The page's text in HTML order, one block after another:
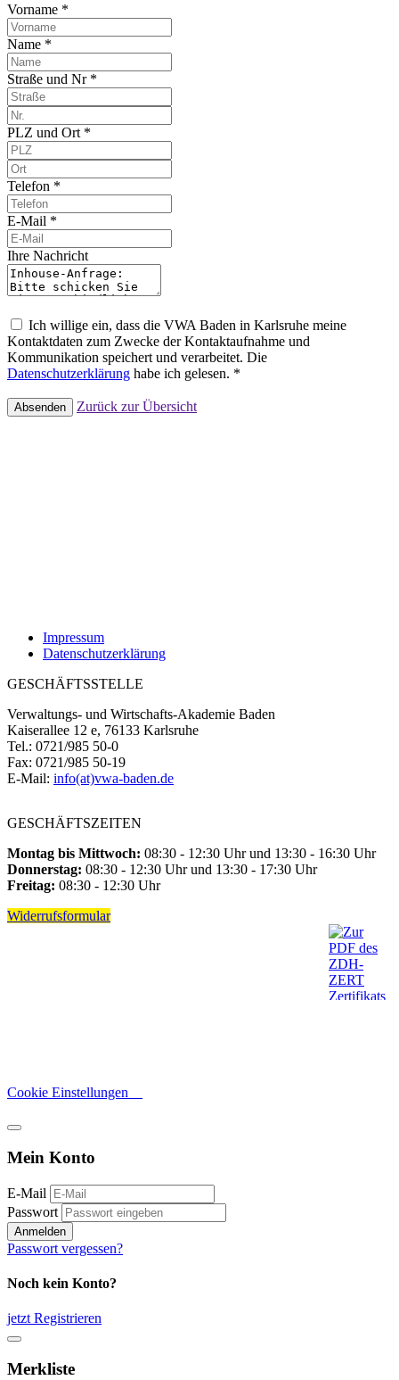
Vorname *
Name *
Straße und Nr *
PLZ und Ort *
Telefon *
E-Mail *
Ihre Nachricht
Ich willige ein, dass die VWA Baden in Karlsruhe meine
Kontaktdaten zum Zwecke der Kontaktaufnahme und
Kommunikation speichert und verarbeitet. Die
Datenschutzerklärung habe ich gelesen. *
Absenden Zurück zur Übersicht
Impressum
Datenschutzerklärung
GESCHÄFTSSTELLE
Verwaltungs- und Wirtschafts-Akademie Baden
Kaiserallee 12 e, 76133 Karlsruhe
Tel.: 0721/985 50-0
Fax: 0721/985 50-19
E-Mail: info(at)vwa-baden.de
GESCHÄFTSZEITEN
Montag bis Mittwoch: 08:30 - 12:30 Uhr und 13:30 - 16:30 Uhr
Donnerstag: 08:30 - 12:30 Uhr und 13:30 - 17:30 Uhr
Freitag: 08:30 - 12:30 Uhr
Widerrufsformular
Cookie Einstellungen
Mein Konto
E-Mail
Passwort
Anmelden
Passwort vergessen?
Noch kein Konto?
jetzt Registrieren
Merkliste